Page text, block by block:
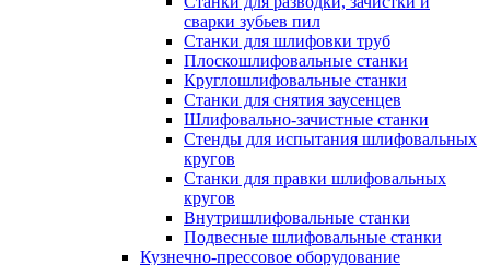
сварки зубьев пил
Станки для шлифовки труб
Плоскошлифовальные станки
Круглошлифовальные станки
Станки для снятия заусенцев
Шлифовально-зачистные станки
Стенды для испытания шлифовальных
кругов
Станки для правки шлифовальных
кругов
Внутришлифовальные станки
Подвесные шлифовальные станки
Кузнечно-прессовое оборудование